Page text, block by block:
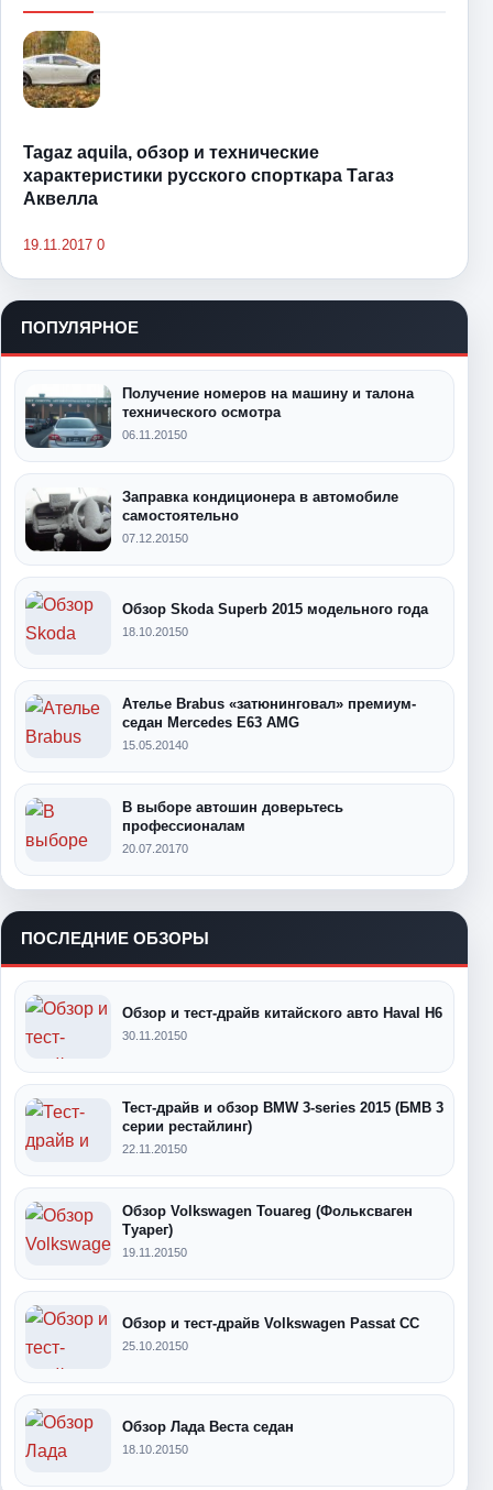
Tagaz aquila, обзор и технические
характеристики русского спорткара Тагаз
Аквелла
19.11.2017 0
ПОПУЛЯРНОЕ
Получение номеров на машину и талона
технического осмотра
06.11.20150
Заправка кондиционера в автомобиле
самостоятельно
07.12.20150
Обзор Skoda Superb 2015 модельного года
18.10.20150
Ателье Brabus «затюнинговал» премиум-
седан Mercedes E63 AMG
15.05.20140
В выборе автошин доверьтесь
профессионалам
20.07.20170
ПОСЛЕДНИЕ ОБЗОРЫ
Обзор и тест-драйв китайского авто Haval H6
30.11.20150
Тест-драйв и обзор BMW 3-series 2015 (БМВ 3
серии рестайлинг)
22.11.20150
Обзор Volkswagen Touareg (Фольксваген
Туарег)
19.11.20150
Обзор и тест-драйв Volkswagen Passat CC
25.10.20150
Обзор Лада Веста седан
18.10.20150